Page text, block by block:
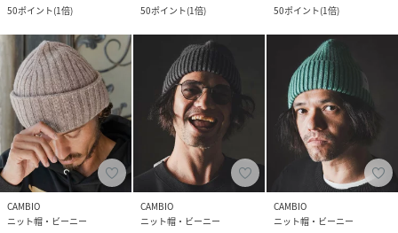
50ポイント(1倍)
50ポイント(1倍)
50ポイント(1倍)
CAMBIO
ニット帽・ビーニー
CAMBIO
ニット帽・ビーニー
CAMBIO
ニット帽・ビーニー